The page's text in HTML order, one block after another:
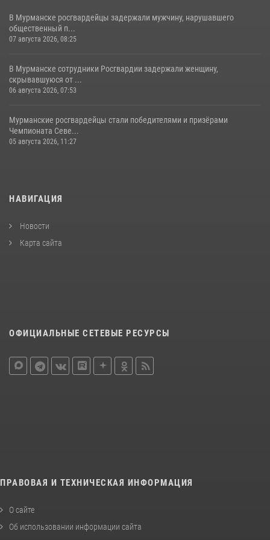
В Мурманске росгвардейцы задержали мужчину, нарушавшего
общественный п...
07 августа 2026, 08:25
В Мурманске сотрудники Росгвардии задержали женщину,
скрывавшуюся от ...
06 августа 2026, 07:53
Мурманские росгвардейцы стали победителями и призёрами
Чемпионата Севе...
05 августа 2026, 11:27
НАВИГАЦИЯ
Новости
Карта сайта
ОФИЦИАЛЬНЫЕ СЕТЕВЫЕ РЕСУРСЫ
ПРАВОВАЯ И ТЕХНИЧЕСКАЯ ИНФОРМАЦИЯ
О сайте
Об использовании информации сайта